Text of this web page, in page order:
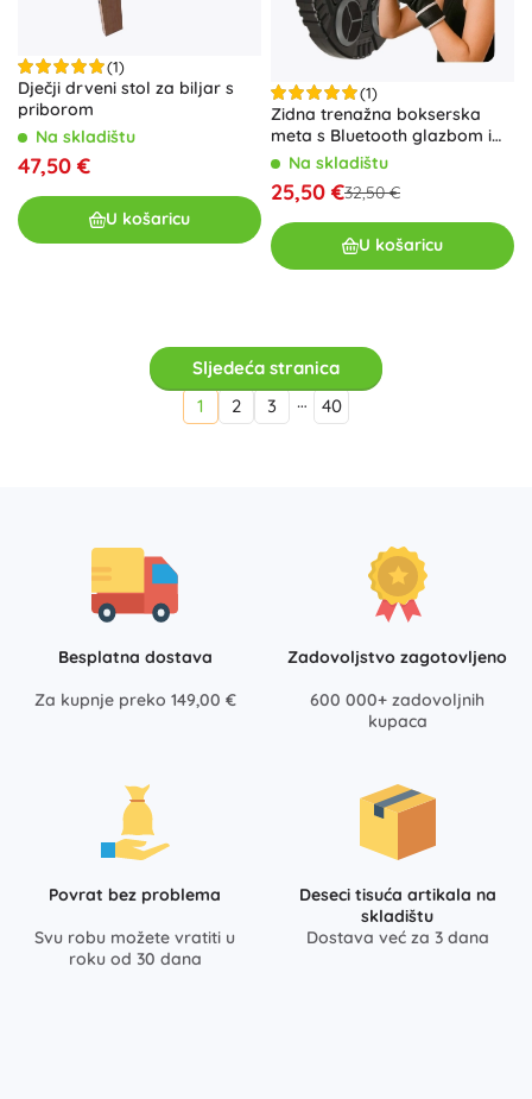
(1)
Dječji drveni stol za biljar s
priborom
Na skladištu
47,50 €
U košaricu
(1)
Zidna trenažna bokserska
meta s Bluetooth glazbom i
USB-om
Na skladištu
25,50 €32,50 €
U košaricu
Sljedeća stranica
1
2 3 … 40
Besplatna dostava
Za kupnje preko 149,00 €
Zadovoljstvo zagotovljeno
600 000+ zadovoljnih
kupaca
Povrat bez problema
Svu robu možete vratiti u
roku od 30 dana
Deseci tisuća artikala na
skladištu
Dostava već za 3 dana